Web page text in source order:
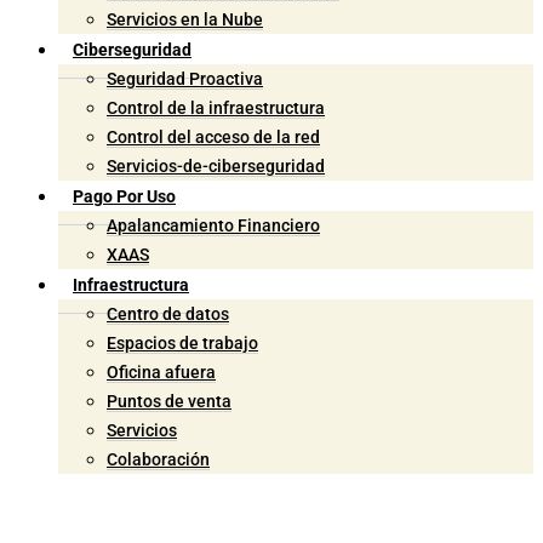
Servicios en la Nube
Ciberseguridad
Seguridad Proactiva
Control de la infraestructura
Control del acceso de la red
Servicios-de-ciberseguridad
Pago Por Uso
Apalancamiento Financiero
XAAS
Infraestructura
Centro de datos
Espacios de trabajo
Oficina afuera
Puntos de venta
Servicios
Colaboración